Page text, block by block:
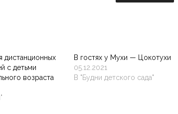
дистанционных
с детьми
возраста
В гостях у Мухи — Цокотухи
05.12.2021
В "Будни детского сада"